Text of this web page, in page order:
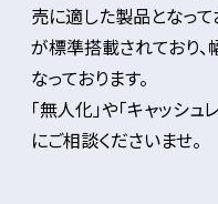
売に適した製品となっ
が標準搭載されており
なっております。
「無人化」や「キャッシ
にご相談くださいませ。